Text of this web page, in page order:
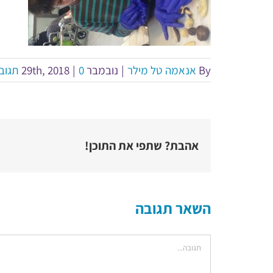
By אנאמה טל מילר | נובמבר 29th, 2018 | 0 תגובות
אהבת? שתפי את התוכן!
השאר תגובה
הערה